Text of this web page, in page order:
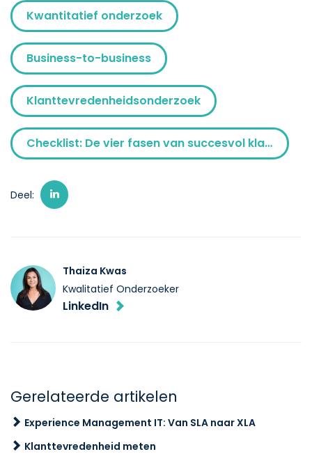
Kwantitatief onderzoek
Business-to-business
Klanttevredenheidsonderzoek
Checklist: De vier fasen van succesvol klantenonderzoek in B2B
Deel:
Thaiza Kwas
Kwalitatief Onderzoeker
LinkedIn
Gerelateerde artikelen
Experience Management IT: Van SLA naar XLA
Klanttevredenheid meten